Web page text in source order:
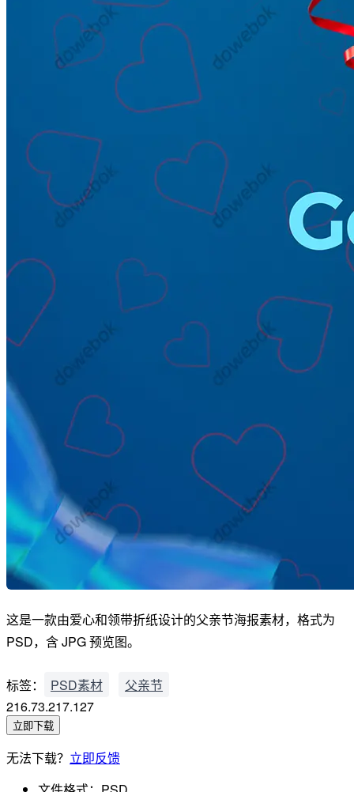
这是一款由爱心和领带折纸设计的父亲节海报素材，格式为
PSD，含 JPG 预览图。
标签： PSD素材
父亲节
216.73.217.127
立即下载
无法下载？ 立即反馈